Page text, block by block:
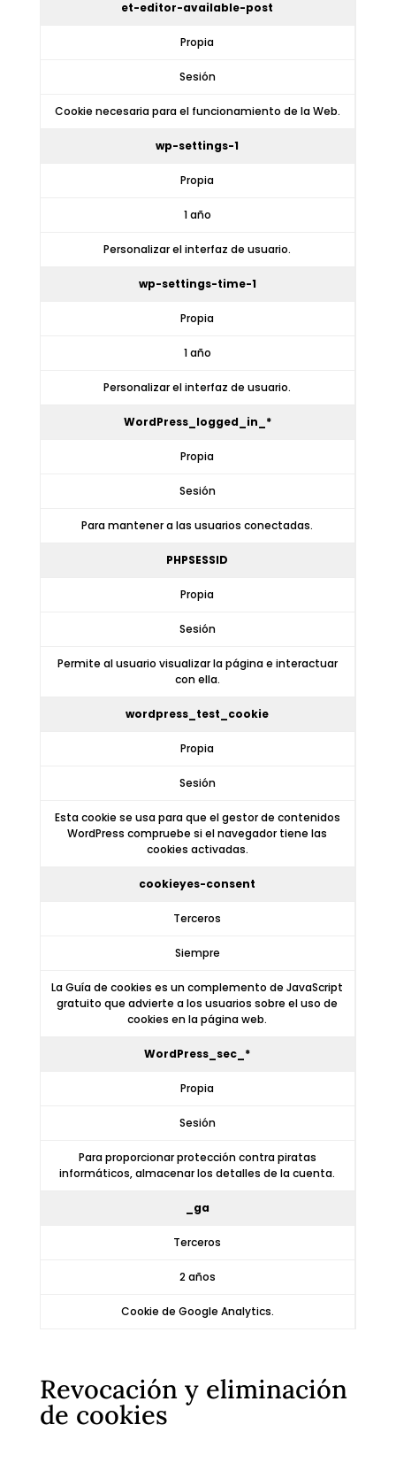
et-editor-available-post
Propia
Sesión
Cookie necesaria para el funcionamiento de la Web.
wp-settings-1
Propia
1 año
Personalizar el interfaz de usuario.
wp-settings-time-1
Propia
1 año
Personalizar el interfaz de usuario.
WordPress_logged_in_*
Propia
Sesión
Para mantener a las usuarios conectadas.
PHPSESSID
Propia
Sesión
Permite al usuario visualizar la página e interactuar
con ella.
wordpress_test_cookie
Propia
Sesión
Esta cookie se usa para que el gestor de contenidos
WordPress compruebe si el navegador tiene las
cookies activadas.
cookieyes-consent
Terceros
Siempre
La Guía de cookies es un complemento de JavaScript
gratuito que advierte a los usuarios sobre el uso de
cookies en la página web.
WordPress_sec_*
Propia
Sesión
Para proporcionar protección contra piratas
informáticos, almacenar los detalles de la cuenta.
_ga
Terceros
2 años
Cookie de Google Analytics.
Revocación y eliminación
de cookies